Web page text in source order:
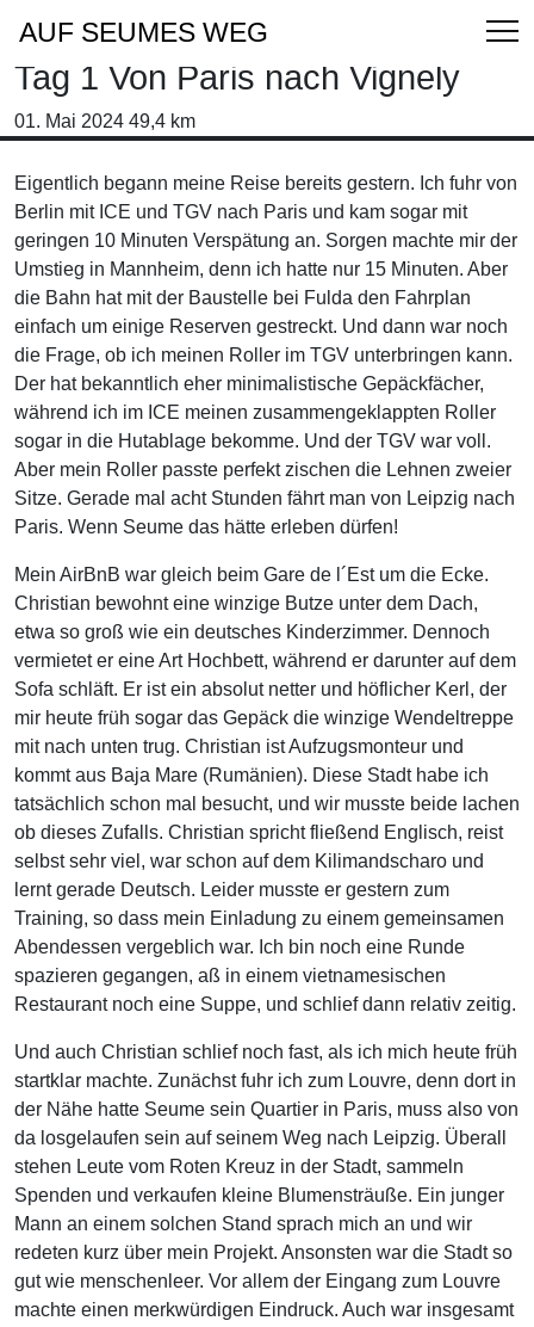
AUF SEUMES WEG
Eigentlich begann meine Reise bereits gestern. Ich fuhr von
Berlin mit ICE und TGV nach Paris und kam sogar mit
geringen 10 Minuten Verspätung an. Sorgen machte mir der
Umstieg in Mannheim, denn ich hatte nur 15 Minuten. Aber
die Bahn hat mit der Baustelle bei Fulda den Fahrplan
einfach um einige Reserven gestreckt. Und dann war noch
die Frage, ob ich meinen Roller im TGV unterbringen kann.
Der hat bekanntlich eher minimalistische Gepäckfächer,
während ich im ICE meinen zusammengeklappten Roller
sogar in die Hutablage bekomme. Und der TGV war voll.
Aber mein Roller passte perfekt zischen die Lehnen zweier
Sitze. Gerade mal acht Stunden fährt man von Leipzig nach
Paris. Wenn Seume das hätte erleben dürfen!
Mein AirBnB war gleich beim Gare de l´Est um die Ecke.
Christian bewohnt eine winzige Butze unter dem Dach,
etwa so groß wie ein deutsches Kinderzimmer. Dennoch
vermietet er eine Art Hochbett, während er darunter auf dem
Sofa schläft. Er ist ein absolut netter und höflicher Kerl, der
mir heute früh sogar das Gepäck die winzige Wendeltreppe
mit nach unten trug. Christian ist Aufzugsmonteur und
kommt aus Baja Mare (Rumänien). Diese Stadt habe ich
tatsächlich schon mal besucht, und wir musste beide lachen
ob dieses Zufalls. Christian spricht fließend Englisch, reist
selbst sehr viel, war schon auf dem Kilimandscharo und
lernt gerade Deutsch. Leider musste er gestern zum
Training, so dass mein Einladung zu einem gemeinsamen
Abendessen vergeblich war. Ich bin noch eine Runde
spazieren gegangen, aß in einem vietnamesischen
Restaurant noch eine Suppe, und schlief dann relativ zeitig.
Und auch Christian schlief noch fast, als ich mich heute früh
startklar machte. Zunächst fuhr ich zum Louvre, denn dort in
der Nähe hatte Seume sein Quartier in Paris, muss also von
da losgelaufen sein auf seinem Weg nach Leipzig. Überall
stehen Leute vom Roten Kreuz in der Stadt, sammeln
Spenden und verkaufen kleine Blumensträuße. Ein junger
Mann an einem solchen Stand sprach mich an und wir
redeten kurz über mein Projekt. Ansonsten war die Stadt so
gut wie menschenleer. Vor allem der Eingang zum Louvre
machte einen merkwürdigen Eindruck. Auch war insgesamt
Tag 1 Von Paris nach Vignely
01. Mai 2024 49,4 km